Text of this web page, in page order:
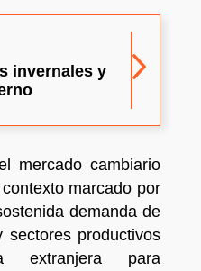
invernales y
mercado cambiario
marcado por
demanda de
sectores productivos
extranjera para